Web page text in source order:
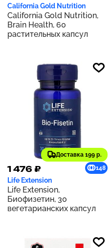
California Gold Nutrition
California Gold Nutrition,
Brain Health, 60
растительных капсул
Доставка 199 р.
1 476 ₽ 148
Life Extension
Life Extension,
Биофизетин, 30
вегетарианских капсул